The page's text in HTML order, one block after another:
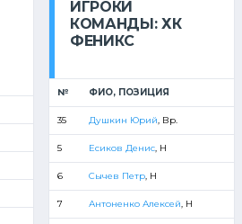
ИГРОКИ
КОМАНДЫ: ХК
ФЕНИКС
№ ФИО, ПОЗИЦИЯ
35 Душкин Юрий, Вр.
5 Есиков Денис, Н
6 Сычев Петр, Н
7 Антоненко Алексей, Н